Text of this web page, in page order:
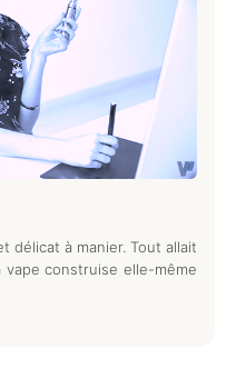
délicat à manier. Tout allait
vape construise elle-même